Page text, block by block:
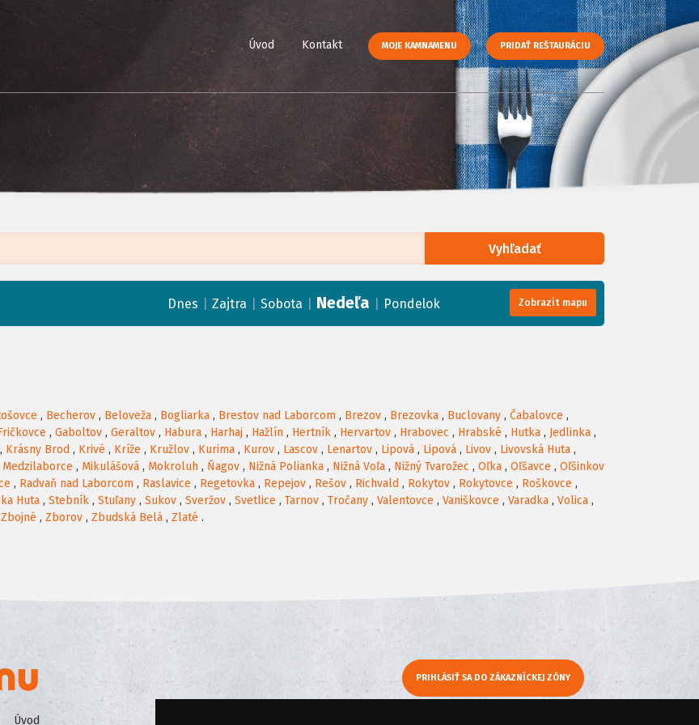
Úvod Kontakt MOJE KAMNAMENU PRIDAŤ REŠTAURÁCIU
Vyhľadať
Dnes Zajtra Sobota Nedeľa Pondelok Zobrazit mapu
, Becherov , Beloveža , Bogliarka , Brestov nad Laborcom , Brezov , Brezovka , Buclovany , Čabalovce ,
, Gaboltov , Geraltov , Habura , Harhaj , Hažlín , Hertník , Hervartov , Hrabovec , Hrabské , Hutka , Jedlinka ,
, Krásny Brod , Krivé , Kríže , Kružlov , Kurima , Kurov , Lascov , Lenartov , Lipová , Lipová , Livov , Livovská Huta ,
Medzilaborce , Mikulášová , Mokroluh , Ňagov , Nižná Polianka , Nižná Voľa , Nižný Tvarožec , Oľka , Oľšavce , Oľšinkov
, Radvaň nad Laborcom , Raslavice , Regetovka , Repejov , Rešov , Richvald , Rokytov , Rokytovce , Roškovce ,
Huta , Stebník , Stuľany , Sukov , Sveržov , Svetlice , Tarnov , Tročany , Valentovce , Vaniškovce , Varadka , Volica ,
Zbojné , Zborov , Zbudská Belá , Zlaté .
PRIHLÁSIŤ SA DO ZÁKAZNÍCKEJ ZÓNY
Úvod